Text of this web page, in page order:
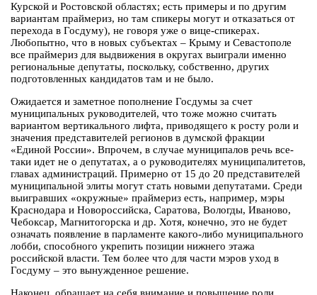
Курской и Ростовской областях; есть примеры и по другим
вариантам праймериз, но там спикеры могут и отказаться от
перехода в Госдуму), не говоря уже о вице-спикерах.
Любопытно, что в новых субъектах – Крыму и Севастополе
все праймериз для выдвижения в округах выиграли именно
региональные депутаты, поскольку, собственно, других
подготовленных кандидатов там и не было.
Ожидается и заметное пополнение Госдумы за счет
муниципальных руководителей, что тоже можно считать
вариантом вертикального лифта, приводящего к росту роли и
значения представителей регионов в думской фракции
«Единой России». Впрочем, в случае муниципалов речь все-
таки идет не о депутатах, а о руководителях муниципалитетов,
главах администраций. Примерно от 15 до 20 представителей
муниципальной элиты могут стать новыми депутатами. Среди
выигравших «окружные» праймериз есть, например, мэры
Краснодара и Новороссийска, Саратова, Вологды, Иваново,
Чебоксар, Магнитогорска и др. Хотя, конечно, это не будет
означать появление в парламенте какого-либо муниципального
лобби, способного укрепить позиции нижнего этажа
российской власти. Тем более что для части мэров уход в
Госдуму – это вынужденное решение.